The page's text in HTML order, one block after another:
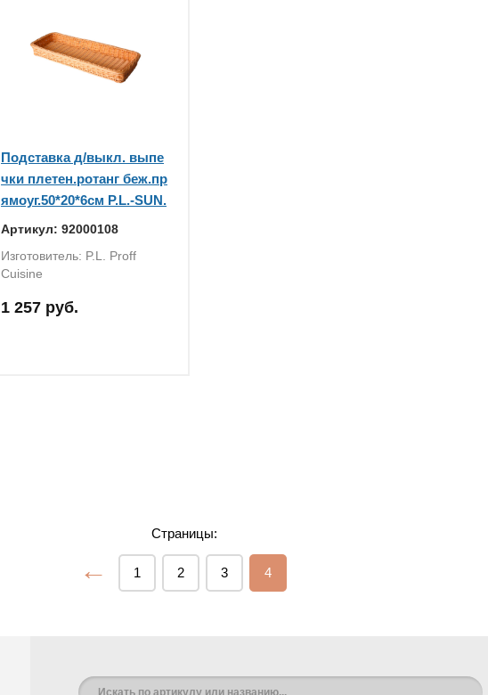
Подставка д/выкл. выпе
чки плетен.ротанг беж.пр
ямоуг.50*20*6см P.L.-SUN.
Артикул: 92000108
Изготовитель: P.L. Proff
Cuisine
1 257 руб.
Страницы:
← 1 2 3 4